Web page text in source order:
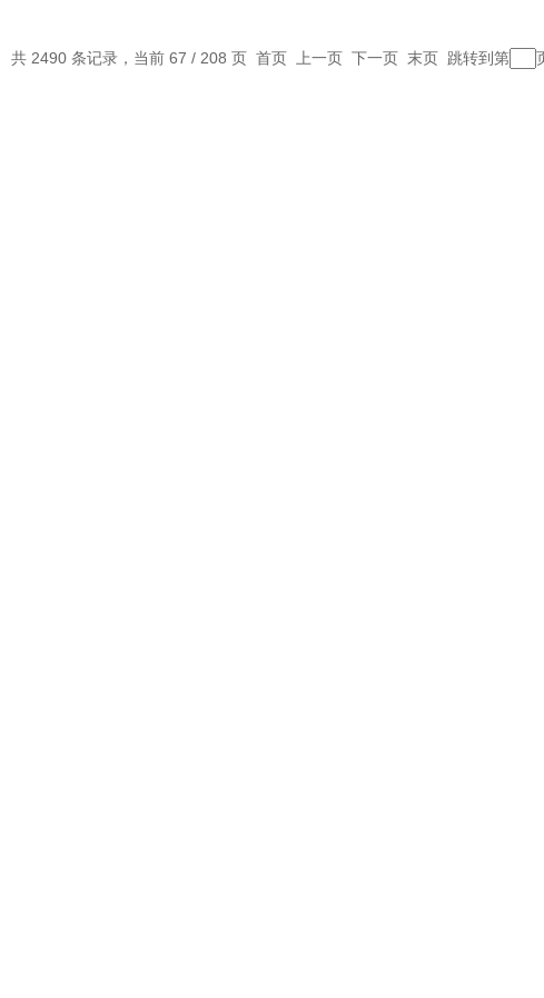
共 2490 条记录，当前 67 / 208 页 首页 上一页 下一页 末页 跳转到第